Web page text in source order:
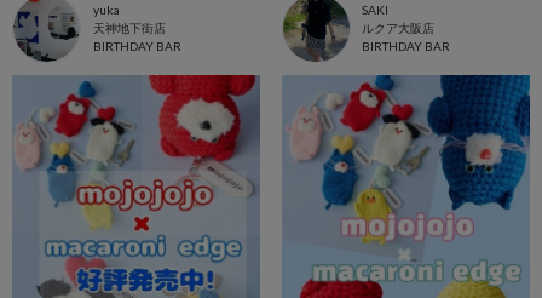
yuka
天神地下街店
BIRTHDAY BAR
SAKI
ルクア大阪店
BIRTHDAY BAR